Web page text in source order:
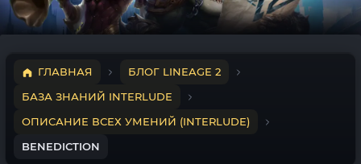
ГЛАВНАЯ
БЛОГ LINEAGE 2
БАЗА ЗНАНИЙ INTERLUDE
ОПИСАНИЕ ВСЕХ УМЕНИЙ (INTERLUDE)
BENEDICTION